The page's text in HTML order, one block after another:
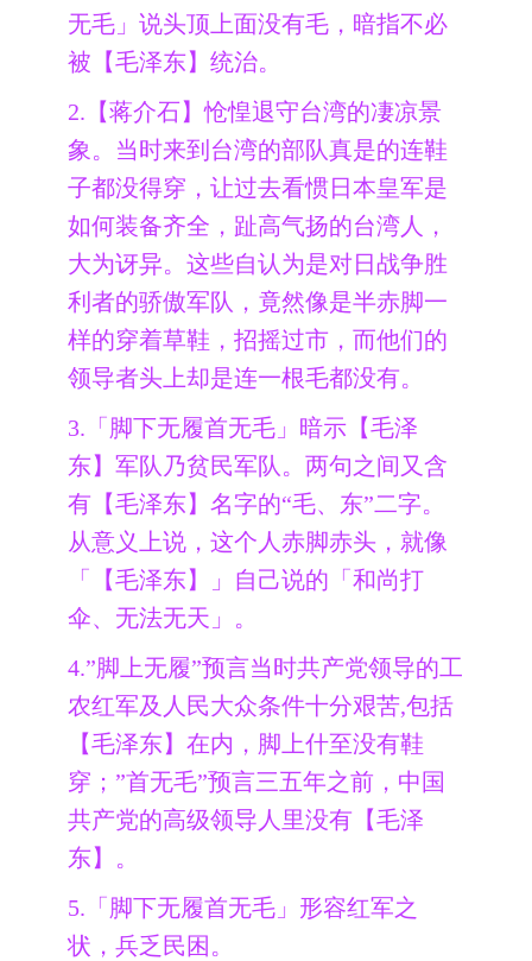
无毛」说头顶上面没有毛，暗指不必
被【毛泽东】统治。
2.【蒋介石】怆惶退守台湾的凄凉景
象。当时来到台湾的部队真是的连鞋
子都没得穿，让过去看惯日本皇军是
如何装备齐全，趾高气扬的台湾人，
大为讶异。这些自认为是对日战争胜
利者的骄傲军队，竟然像是半赤脚一
样的穿着草鞋，招摇过市，而他们的
领导者头上却是连一根毛都没有。
3.「脚下无履首无毛」暗示【毛泽
东】军队乃贫民军队。两句之间又含
有【毛泽东】名字的“毛、东”二字。
从意义上说，这个人赤脚赤头，就像
「【毛泽东】」自己说的「和尚打
伞、无法无天」。
4.”脚上无履”预言当时共产党领导的工
农红军及人民大众条件十分艰苦,包括
【毛泽东】在内，脚上什至没有鞋
穿；”首无毛”预言三五年之前，中国
共产党的高级领导人里没有【毛泽
东】。
5.「脚下无履首无毛」形容红军之
状，兵乏民困。